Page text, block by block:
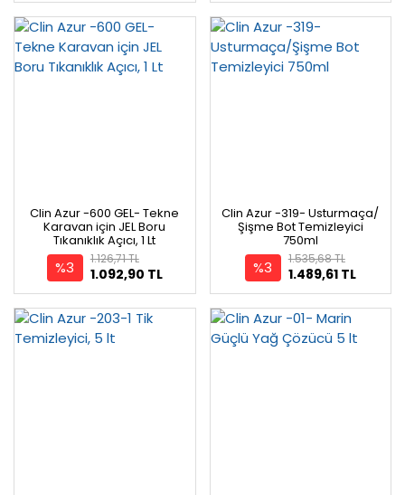
Clin Azur -600 GEL- Tekne
Karavan için JEL Boru
Tıkanıklık Açıcı, 1 Lt
%3 1.092,90 TL
1.126,71 TL
Clin Azur -319- Usturmaça/
Şişme Bot Temizleyici
750ml
%3 1.489,61 TL
1.535,68 TL